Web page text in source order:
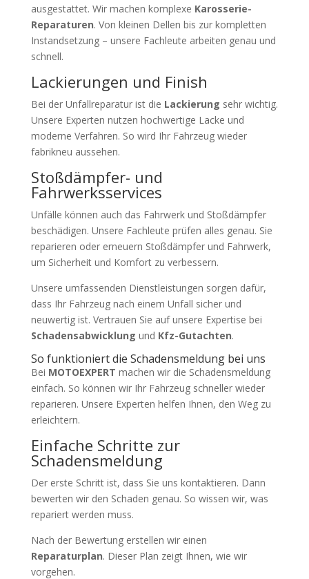
ausgestattet. Wir machen komplexe Karosserie-
Reparaturen. Von kleinen Dellen bis zur kompletten
Instandsetzung – unsere Fachleute arbeiten genau und
schnell.
Lackierungen und Finish
Bei der Unfallreparatur ist die Lackierung sehr wichtig.
Unsere Experten nutzen hochwertige Lacke und
moderne Verfahren. So wird Ihr Fahrzeug wieder
fabrikneu aussehen.
Stoßdämpfer- und
Fahrwerksservices
Unfälle können auch das Fahrwerk und Stoßdämpfer
beschädigen. Unsere Fachleute prüfen alles genau. Sie
reparieren oder erneuern Stoßdämpfer und Fahrwerk,
um Sicherheit und Komfort zu verbessern.
Unsere umfassenden Dienstleistungen sorgen dafür,
dass Ihr Fahrzeug nach einem Unfall sicher und
neuwertig ist. Vertrauen Sie auf unsere Expertise bei
Schadensabwicklung und Kfz-Gutachten.
So funktioniert die Schadensmeldung bei uns
Bei MOTOEXPERT machen wir die Schadensmeldung
einfach. So können wir Ihr Fahrzeug schneller wieder
reparieren. Unsere Experten helfen Ihnen, den Weg zu
erleichtern.
Einfache Schritte zur
Schadensmeldung
Der erste Schritt ist, dass Sie uns kontaktieren. Dann
bewerten wir den Schaden genau. So wissen wir, was
repariert werden muss.
Nach der Bewertung erstellen wir einen
Reparaturplan. Dieser Plan zeigt Ihnen, wie wir
vorgehen.